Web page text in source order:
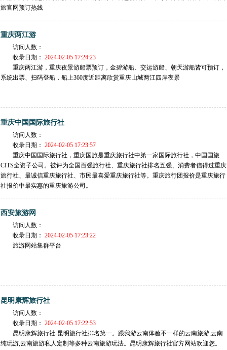
旅官网预订热线
重庆两江游
访问人数：
收录日期： 2024-02-05 17:24:23
重庆两江游，重庆夜景游船票预订，金碧游船、交运游船、朝天游船皆可预订，
系统出票、扫码登船，船上360度近距离欣赏重庆山城两江四岸夜景
重庆中国国际旅行社
访问人数：
收录日期： 2024-02-05 17:23:57
重庆中国国际旅行社，重庆国旅是重庆旅行社中第一家国际旅行社，中国国旅
CITS全资子公司。被评为全国百强旅行社、重庆旅行社排名五强、消费者信得过重庆
旅行社、最诚信重庆旅行社、市民最喜爱重庆旅行社等。重庆旅行团报价是重庆旅行
社报价中最实惠的重庆旅游公司。
西安旅游网
访问人数：
收录日期： 2024-02-05 17:23:22
旅游网站集群平台
昆明康辉旅行社
访问人数：
收录日期： 2024-02-05 17:22:53
昆明康辉旅行社-昆明旅行社排名第一。跟我游云南体验不一样的云南旅游,云南
纯玩游,云南旅游私人定制等多种云南旅游玩法。昆明康辉旅行社官方网站欢迎您。